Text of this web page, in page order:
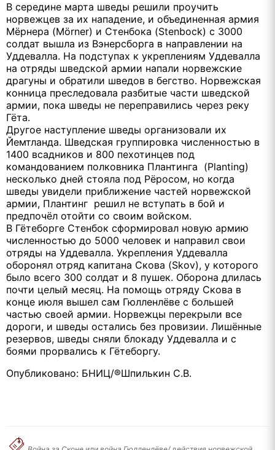
В середине марта шведы решили проучить
норвежцев за их нападение, и объединенная армия
Мёрнера (Mörner) и Стенбока (Stenbock) с 3000
солдат вышла из Вэнерсборга в направлении на
Уддевалла. На подступах к укреплениям Уддевалла
на отряды шведской армии напали норвежские
драгуны и обратили шведов в бегство. Норвежская
конница преследовала разбитые части шведской
армии, пока шведы не переправились через реку
Гёта.
Другое наступление шведы организовали их
Йемтланда. Шведская группировка численностью в
1400 всадников и 800 пехотинцев под
командованием полковника Плантинга (Planting)
несколько дней стояла под Рёросом, но когда
шведы увидели приближение частей норвежской
армии, Плантинг решил не вступать в бой и
предпочёл отойти со своим войском.
В Гётеборге Стенбок сформировал новую армию
численностью до 5000 человек и направил свои
отряды на Уддевалла. Укрепления Уддевалла
оборонял отряд капитана Скова (Skov), у которого
было всего 300 солдат и 8 пушек. Оборона длилась
почти целый месяц. На помощь отряду Скова в
конце июля вышел сам Гюлленлёве с большей
частью своей армии. Норвежцы перекрыли все
дороги, и шведы остались без провизии. Лишённые
резервов, шведы сняли блокаду Уддевалла и с
боями прорвались к Гётеборгу.
Опубликовано: БНИЦ/®Шпилькин С.В.